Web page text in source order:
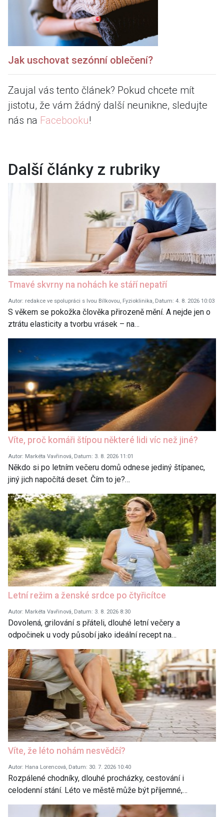
Jak uschovat sezónní oblečení?
Zaujal vás tento článek? Pokud chcete mít
jistotu, že vám žádný další neunikne, sledujte
nás na Facebooku!
Další články z rubriky
Tmavé skvrny na nohách ke stáří nepatří
Autor: redakce ve spolupráci s Ivou Bílkovou, Fyzioklinika, Datum: 4. 8. 2026 10:03
S věkem se pokožka člověka přirozeně mění. A nejde jen o
ztrátu elasticity a tvorbu vrásek – na…
Víte, proč komáři štípou některé lidi víc než jiné?
Autor: Markéta Vavřinová, Datum: 3. 8. 2026 11:01
Někdo si po letním večeru domů odnese jediný štípanec,
jiný jich napočítá deset. Čím to je?…
Letní režim a ženské srdce po čtyřicítce
Autor: Markéta Vavřinová, Datum: 3. 8. 2026 8:30
Dovolená, grilování s přáteli, dlouhé letní večery a
odpočinek u vody působí jako ideální recept na…
Víte, že léto nohám nesvědčí?
Autor: Hana Lorencová, Datum: 30. 7. 2026 10:40
Rozpálené chodníky, dlouhé procházky, cestování i
celodenní stání. Léto ve městě může být příjemné,…